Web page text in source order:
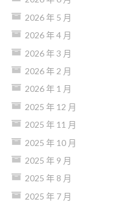
2026 年 5 月
2026 年 4 月
2026 年 3 月
2026 年 2 月
2026 年 1 月
2025 年 12 月
2025 年 11 月
2025 年 10 月
2025 年 9 月
2025 年 8 月
2025 年 7 月